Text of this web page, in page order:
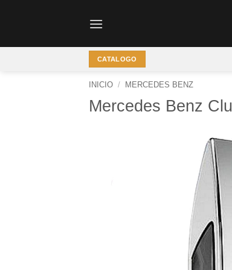
CATALOGO
INICIO / MERCEDES BENZ
Mercedes Benz